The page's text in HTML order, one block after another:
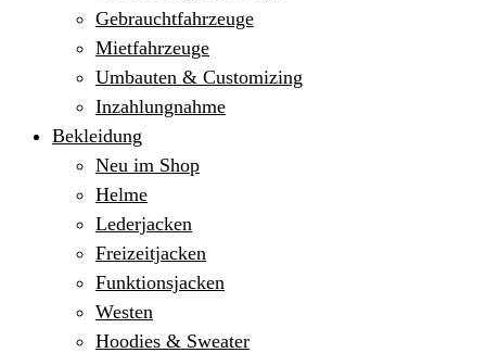
Gebrauchtfahrzeuge
Mietfahrzeuge
Umbauten & Customizing
Inzahlungnahme
Bekleidung
Neu im Shop
Helme
Lederjacken
Freizeitjacken
Funktionsjacken
Westen
Hoodies & Sweater